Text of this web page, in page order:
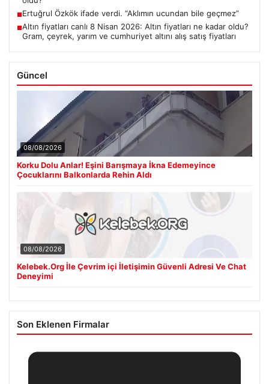
■Ertuğrul Özkök ifade verdi. “Aklımın ucundan bile geçmez”
■Altın fiyatları canlı 8 Nisan 2026: Altın fiyatları ne kadar oldu?
Gram, çeyrek, yarım ve cumhuriyet altını alış satış fiyatları
Güncel
08/08/2026
Korku Dolu Anlar! Eşini Barışmaya İkna Edemeyince
Çocuklarını Balkonlarda Rehin Aldı
08/08/2026
Kelebek.Org İle Çevrim içi İletişimin Güvenli Adresi Ve Chat
Deneyimi
Son Eklenen Firmalar